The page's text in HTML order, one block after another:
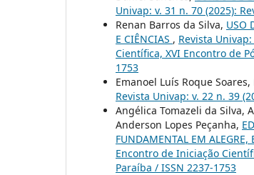
Univap: v. 31 n. 70 (2025):
Renan Barros da Silva, USO
E CIÊNCIAS , Revista
Científica, XVI Encontro de
1753
Emanoel Luís Roque
Revista Univap: v. 22 n. 39
Angélica Tomazeli da Silva,
Anderson Lopes Peçanha,
FUNDAMENTAL EM ALEGRE,
Encontro de Iniciação
Paraíba / ISSN 2237-1753